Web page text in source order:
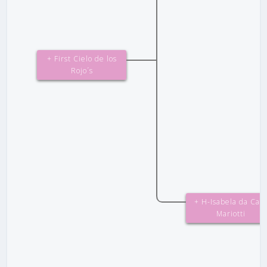
+ First Cielo de los
Rojo´s
+ H-Isabela da Casa
Mariotti